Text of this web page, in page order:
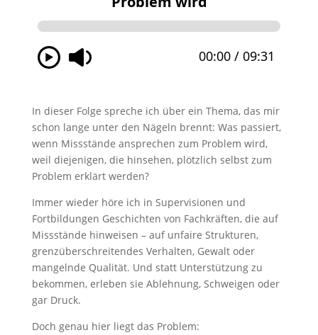
In dieser Folge spreche ich über ein Thema, das mir
schon lange unter den Nägeln brennt: Was passiert,
wenn Missstände ansprechen zum Problem wird,
weil diejenigen, die hinsehen, plötzlich selbst zum
Problem erklärt werden?
Immer wieder höre ich in Supervisionen und
Fortbildungen Geschichten von Fachkräften, die auf
Missstände hinweisen – auf unfaire Strukturen,
grenzüberschreitendes Verhalten, Gewalt oder
mangelnde Qualität. Und statt Unterstützung zu
bekommen, erleben sie Ablehnung, Schweigen oder
gar Druck.
Doch genau hier liegt das Problem: